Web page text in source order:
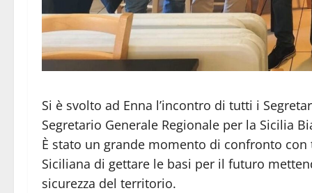
Si è svolto ad Enna l’incontro di tutti i
Segretario Generale Regionale per la Sicilia
È stato un grande momento di confronto
Siciliana di gettare le basi per il futuro
sicurezza del territorio.